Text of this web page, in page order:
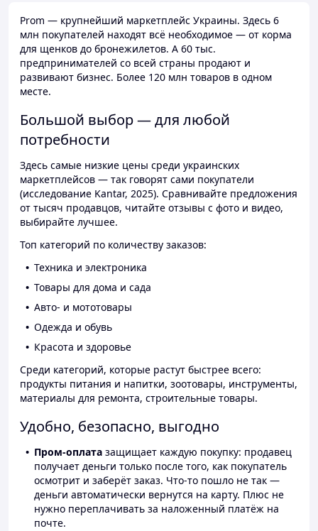
Prom — крупнейший маркетплейс Украины. Здесь 6
млн покупателей находят всё необходимое — от корма
для щенков до бронежилетов. А 60 тыс.
предпринимателей со всей страны продают и
развивают бизнес. Более 120 млн товаров в одном
месте.
Большой выбор — для любой
потребности
Здесь самые низкие цены среди украинских
маркетплейсов — так говорят сами покупатели
(исследование Kantar, 2025). Сравнивайте предложения
от тысяч продавцов, читайте отзывы с фото и видео,
выбирайте лучшее.
Топ категорий по количеству заказов:
Техника и электроника
Товары для дома и сада
Авто- и мототовары
Одежда и обувь
Красота и здоровье
Среди категорий, которые растут быстрее всего:
продукты питания и напитки, зоотовары, инструменты,
материалы для ремонта, строительные товары.
Удобно, безопасно, выгодно
Пром-оплата защищает каждую покупку: продавец
получает деньги только после того, как покупатель
осмотрит и заберёт заказ. Что-то пошло не так —
деньги автоматически вернутся на карту. Плюс не
нужно переплачивать за наложенный платёж на
почте.